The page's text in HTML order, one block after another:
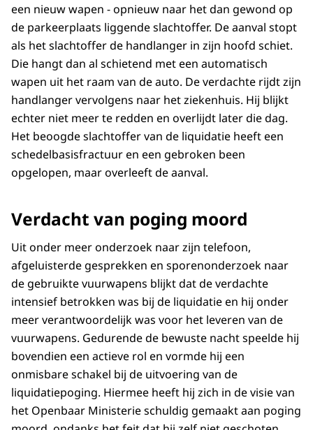
een nieuw wapen - opnieuw naar het dan gewond op
de parkeerplaats liggende slachtoffer. De aanval stopt
als het slachtoffer de handlanger in zijn hoofd schiet.
Die hangt dan al schietend met een automatisch
wapen uit het raam van de auto. De verdachte rijdt zijn
handlanger vervolgens naar het ziekenhuis. Hij blijkt
echter niet meer te redden en overlijdt later die dag.
Het beoogde slachtoffer van de liquidatie heeft een
schedelbasisfractuur en een gebroken been
opgelopen, maar overleeft de aanval.
Verdacht van poging moord
Uit onder meer onderzoek naar zijn telefoon,
afgeluisterde gesprekken en sporenonderzoek naar
de gebruikte vuurwapens blijkt dat de verdachte
intensief betrokken was bij de liquidatie en hij onder
meer verantwoordelijk was voor het leveren van de
vuurwapens. Gedurende de bewuste nacht speelde hij
bovendien een actieve rol en vormde hij een
onmisbare schakel bij de uitvoering van de
liquidatiepoging. Hiermee heeft hij zich in de visie van
het Openbaar Ministerie schuldig gemaakt aan poging